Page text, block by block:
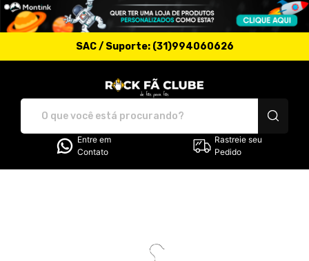
SAC / Suporte: (31)994060626
Entre em
Contato
Rastreie seu
Pedido